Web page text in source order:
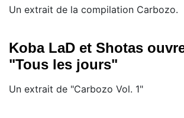
Un extrait de la compilation Carbozo.
Koba LaD et Shotas
"Tous les jours"
Un extrait de "Carbozo Vol. 1"